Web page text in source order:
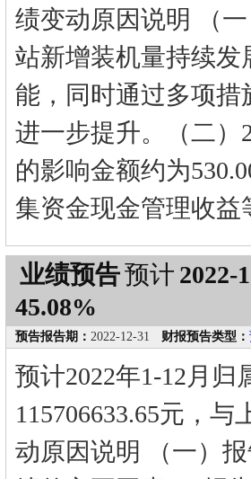
绩变动原因说明 （
站新增装机量持续
能，同时通过多项
进一步提升。（二）
的影响金额约为
集资金现金管理收益
业绩预告预计 2022-
45.08%
预告报告期： 2022-12-31 财报预告类型：
预计2022年1-12月
115706633.65元，
动原因说明 （一）